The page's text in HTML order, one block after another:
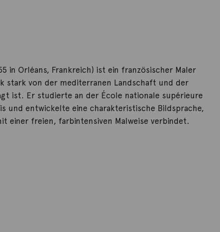
in Orléans, Frankreich) ist ein französischer Maler
stark von der mediterranen Landschaft und der
ist. Er studierte an der École nationale supérieure
und entwickelte eine charakteristische Bildsprache,
einer freien, farbintensiven Malweise verbindet.